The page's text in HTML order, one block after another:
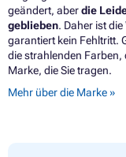
geändert, aberdie
geblieben. Daher ist
garantiert kein Fehltritt.
die strahlenden Farben,
Marke, die Sie tragen.
Mehr über die Marke »